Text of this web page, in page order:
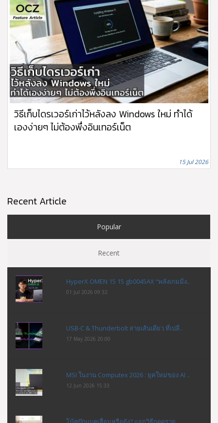
วิธีเก็บไดรเวอร์เก่าไว้หลังลง Windows ใหม่ ทำได้
เองง่ายๆ ไม่ต้องพึ่งอินเทอร์เน็ต
15 Jul 2026
Recent Article
Popular
Recent
HyperX OMEN 15 15 gb0045AX “พลังเกมมิ่ง..
01 Jul 2026 09:32
USB-C & Thunderbolt สายเส้นเดียว ที่เปลี..
17 May 2026 20:00
MSI ในงาน Computex 2026 : ยุคใหม่ของ AI ..
12 Jun 2026 15:33